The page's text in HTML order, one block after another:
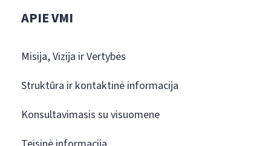
APIE VMI
Misija, Vizija ir Vertybės
Struktūra ir kontaktinė informacija
Konsultavimasis su visuomene